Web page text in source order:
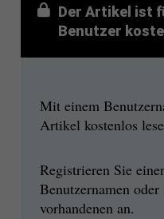
Der Artikel ist
Benutzer
Mit einem
Artikel kostenlos
Registrieren Sie
Benutzernamen
vorhandenen an.